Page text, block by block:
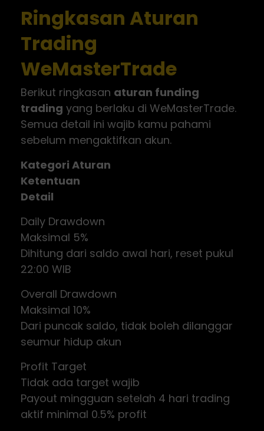
Ringkasan Aturan
Trading
WeMasterTrade
Berikut ringkasan aturan funding
trading yang berlaku di WeMasterTrade.
Semua detail ini wajib kamu pahami
sebelum mengaktifkan akun.
Kategori Aturan
Ketentuan
Detail
Daily Drawdown
Maksimal 5%
Dihitung dari saldo awal hari, reset pukul
22:00 WIB
Overall Drawdown
Maksimal 10%
Dari puncak saldo, tidak boleh dilanggar
seumur hidup akun
Profit Target
Tidak ada target wajib
Payout mingguan setelah 4 hari trading
aktif minimal 0.5% profit